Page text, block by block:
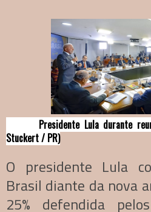
Presidente Lula durante
Stuckert / PR)
O presidente Lula
Brasil diante da nova
25% defendida